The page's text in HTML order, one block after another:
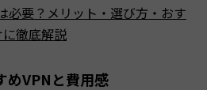
必要？メリット・選び方・おす
徹底解説
めVPNと費用感